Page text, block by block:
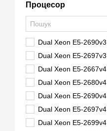
Процесор
Dual Xeon E5-2690v3
Dual Xeon E5-2697v3
Dual Xeon E5-2667v4
Dual Xeon E5-2680v4
Dual Xeon E5-2690v4
Dual Xeon E5-2697v4
Dual Xeon E5-2699v4